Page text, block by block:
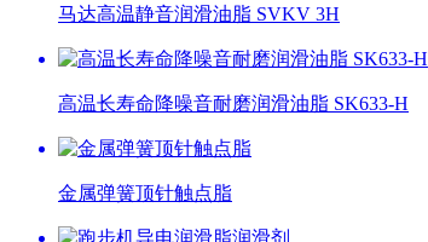
马达高温静音润滑油脂 SVKV 3H
高温长寿命降噪音耐磨润滑油脂 SK633-H
金属弹簧顶针触点脂